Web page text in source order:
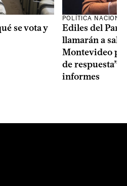
se vota y
POLÍTICA
Ediles del
llamarán a sala
Montevideo
de respuesta”
informes